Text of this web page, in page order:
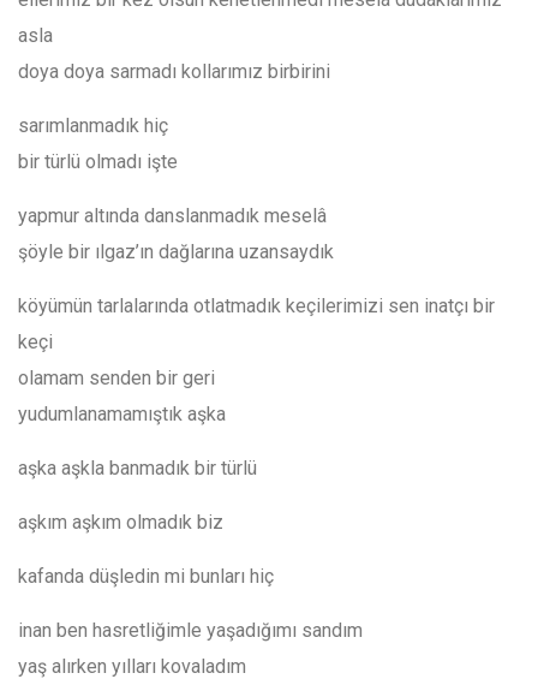
asla
doya doya sarmadı kollarımız birbirini
sarımlanmadık hiç
bir türlü olmadı işte
yapmur altında danslanmadık meselâ
şöyle bir ılgaz’ın dağlarına uzansaydık
köyümün tarlalarında otlatmadık keçilerimizi sen inatçı bir
keçi
olamam senden bir geri
yudumlanamamıştık aşka
aşka aşkla banmadık bir türlü
aşkım aşkım olmadık biz
kafanda düşledin mi bunları hiç
inan ben hasretliğimle yaşadığımı sandım
yaş alırken yılları kovaladım